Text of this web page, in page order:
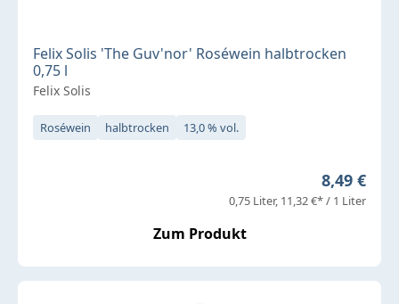
Felix Solis 'The Guv'nor' Roséwein halbtrocken
0,75 l
Felix Solis
Roséwein halbtrocken 13,0 % vol.
Regulärer
8,49 €
0,75 Liter 11,32 €* / 1 Liter
Zum Produkt